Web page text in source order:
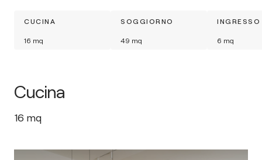
CUCINA
16 mq
SOGGIORNO
49 mq
INGRESSO
6 mq
Cucina
16 mq